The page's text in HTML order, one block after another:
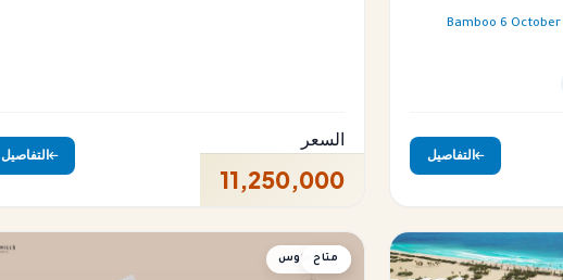
كمبوند بامبو اكستينشن 6 أكتوبر – Bamboo 6 October
التفاصيل
السعر
11,250,000
التفاصيل
تاون هاوس
متاح